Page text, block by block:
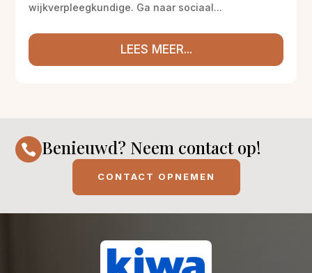
wijkverpleegkundige. Ga naar sociaal...
LEES MEER...
 Benieuwd? Neem contact op!
CONTACT OPNEMEN